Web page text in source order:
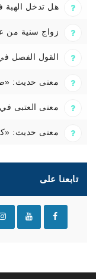
هل تدخل الهبة
زواج سنية من
القول الفصل في
معنى حديث:
معنى العتبى
معنى حديث:
تابعنا على